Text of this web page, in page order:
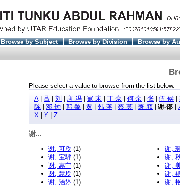
Browse by Subject Browse by Division Browse by
Please select a value to browse from the list below.
A| 吕 | 刘 | 唐-冯 | 寇-宋 | 丁-佘 | 何-余 | 张 | 伍-侯 |
陈 | 邓-钟 | 郭-黎 | 黄 | 韩-蒋 | 蔡-莫 | 萧-颜 | 谢-邵 |
X | Y | Z
谢...
谢, 可欣 (1)
谢, 宝駍 (1)
谢, 惠宁 (1)
谢, 慧玲 (1)
谢, 治婷 (1)
谢,
谢,
谢,
谢,
谢,